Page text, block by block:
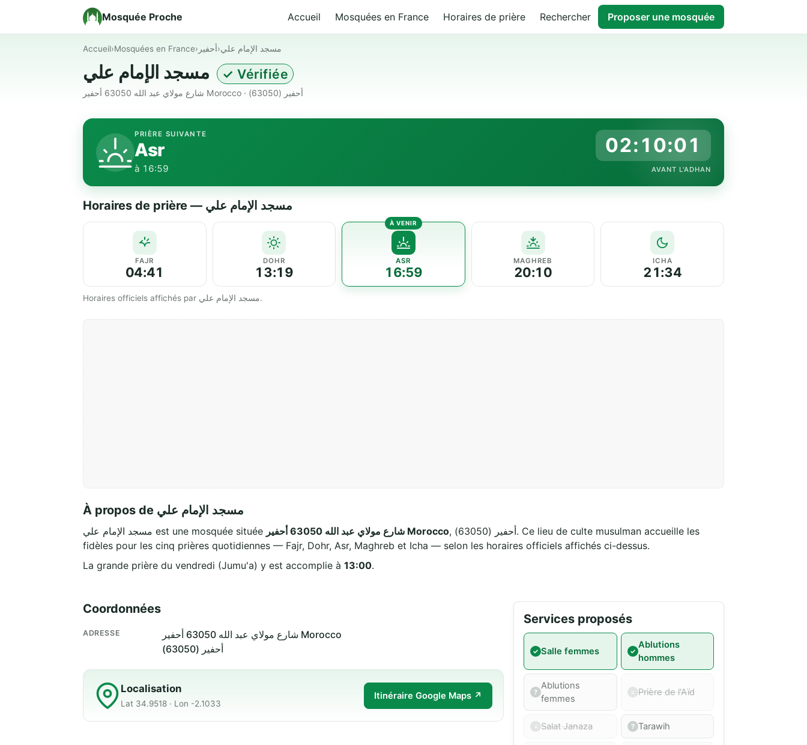
Mosquée Proche Accueil Mosquées en France Horaires de prière Rechercher Proposer une mosquée
Accueil›Mosquées en France› أحفير›مسجد الإمام علي
✓ Vérifiée
شارع مولاي عبد الله 63050 أحفير Morocco · أحفير (63050)
PRIÈRE SUIVANTE
Asr
à 16:59
02:10:00
AVANT L'ADHAN
Horaires de prière — مسجد الإمام علي
FAJR
04:41
DOHR
13:19
ASR
16:59
MAGHREB
20:10
ICHA
21:34
Horaires officiels affichés par مسجد الإمام علي.
À propos de مسجد الإمام علي
مسجد الإمام علي est une mosquée située شارع مولاي عبد الله 63050 أحفير Morocco, أحفير (63050). Ce lieu de culte musulman accueille les
fidèles pour les cinq prières quotidiennes — Fajr, Dohr, Asr, Maghreb et Icha — selon les horaires officiels affichés ci-dessus.
La grande prière du vendredi (Jumu'a) y est accomplie à 13:00.
Coordonnées
ADRESSE
شارع مولاي عبد الله 63050 أحفير Morocco
أحفير (63050)
Localisation
Lat 34.9518 · Lon -2.1033
Itinéraire Google Maps ↗
Services proposés
Salle femmes
Ablutions
hommes
Ablutions
femmes
Prière de l'Aïd
Salat Janaza Tarawih